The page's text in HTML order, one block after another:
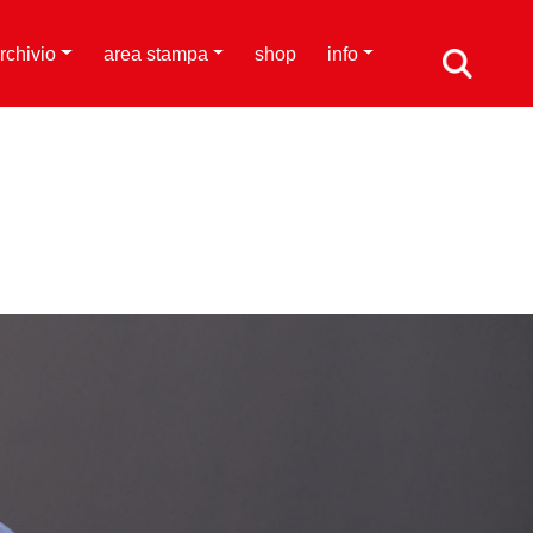
area stampa shop info